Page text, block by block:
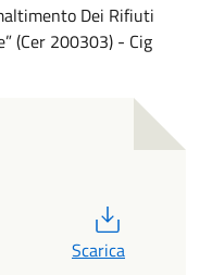
Dei Rifiuti
(Cer 200303) - Cig
Scarica